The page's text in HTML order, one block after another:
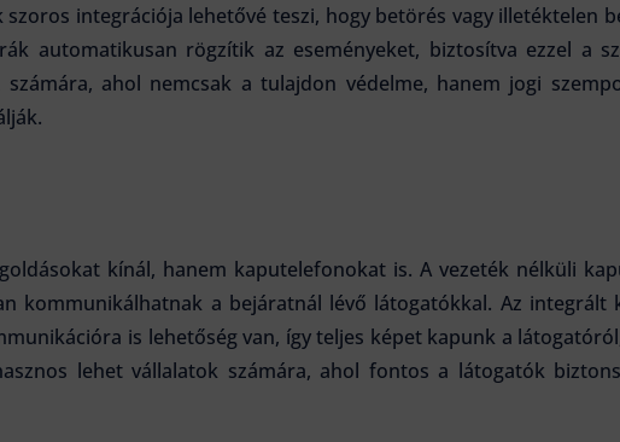
integrációja lehetővé teszi, hogy betörés vagy illetéktelen
automatikusan rögzítik az eseményeket, biztosítva ezzel a
ahol nemcsak a tulajdon védelme, hanem jogi
kínál, hanem kaputelefonokat is. A vezeték nélküli
kommunikálhatnak a bejáratnál lévő látogatókkal. Az integrált
is lehetőség van, így teljes képet kapunk a
lehet vállalatok számára, ahol fontos a látogatók